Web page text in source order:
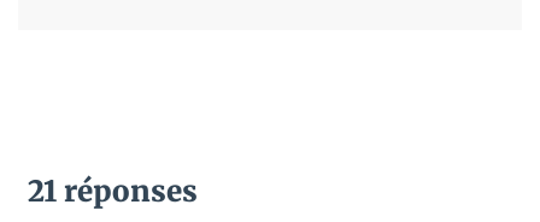
21 réponses